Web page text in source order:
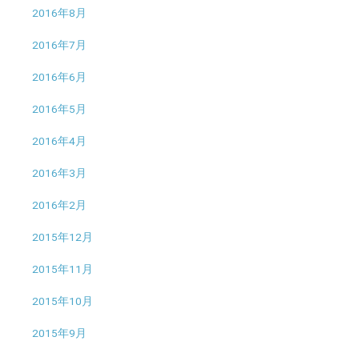
2016年8月
2016年7月
2016年6月
2016年5月
2016年4月
2016年3月
2016年2月
2015年12月
2015年11月
2015年10月
2015年9月